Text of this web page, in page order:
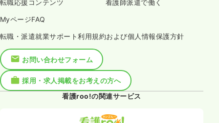
転職応援コンテンツ 看護師派遣で働く
MyページFAQ
転職・派遣就業サポート利用規約および個人情報保護方針
お問い合わせフォーム
採用・求人掲載をお考えの方へ
看護roo!の関連サービス